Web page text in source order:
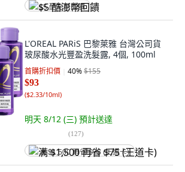
$5 酷澎幣回饋
L'OREAL PARiS 巴黎萊雅 台灣公司貨
玻尿酸水光豐盈洗髮露, 4個, 100ml
首購折扣價 40%$155
$93
($2.33/10ml)
明天 8/12 (三) 預計送達
(127)
满 $1,500 再省 $75 (王道卡)